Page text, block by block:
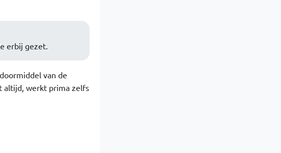
erbij gezet.
van de
altijd, werkt prima zelfs